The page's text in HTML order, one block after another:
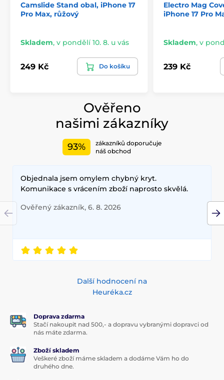
Camslide Stand obal, iPhone 17
Pro Max, růžový
Skladem, v pondělí 10. 8. u vás
249 Kč Do košíku
Electro Mag
iPhone 17 Pro
Skladem, v
239 Kč
Ověřeno
našimi zákazníky
93%
zákazníků doporučuje
náš obchod
Objednala jsem omylem chybný kryt.
Komunikace s vrácením zboží naprosto skvělá.
Ověřený zákazník, 6. 8. 2026
Další hodnocení na
Heuréka.cz
Doprava zdarma
Stačí nakoupit nad 500,- a dopravu vybranými dopravci od
nás máte zdarma.
Zboží skladem
Veškeré zboží máme skladem a dodáme Vám ho do
druhého dne.